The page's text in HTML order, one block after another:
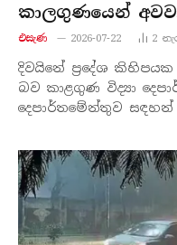
කාලගුණ‍යෙන්
එසැණ 2026-07-22 2
දිවයිනේ ප්‍රදේශ
බව කාළගුණ විද්‍යා
දෙපාර්තමේන්තුව